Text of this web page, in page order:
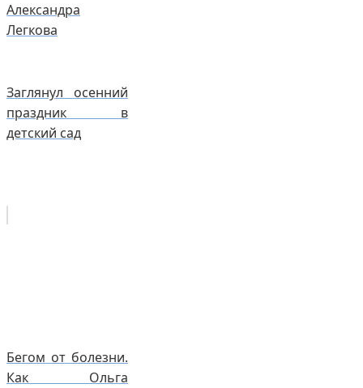
Александра
Легкова
Заглянул осенний
праздник в
детский сад
Бегом от болезни.
Как Ольга